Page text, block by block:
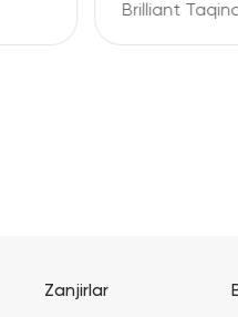
Brilliant
Zanjirlar